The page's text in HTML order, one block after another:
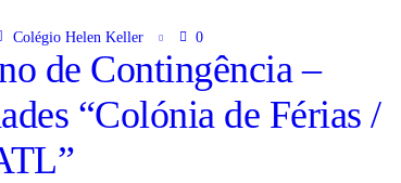
Colégio Helen Keller 0
de Contingência –
“Colónia de Férias /